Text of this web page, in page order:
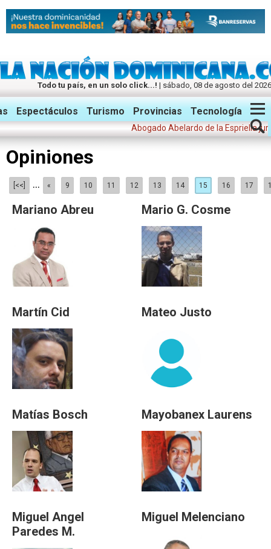
Todo tu país, en un solo click...! | sábado, 08 de agosto del 2026
Twitter Facebook Instagram
Espectáculos Turismo Provincias Tecnología
Abogado Abelardo de la Espriella juró
Opiniones
[<<] ... « 9 10 11 12 13 14 15 16 17
Mariano Abreu Mario G. Cosme
Martín Cid Mateo Justo
Matías Bosch Mayobanex Laurens
Miguel Angel
Paredes M.
Miguel Melenciano